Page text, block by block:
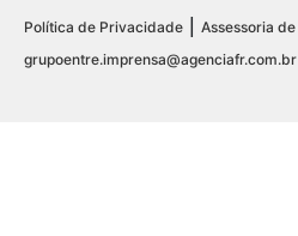
Política de Privacidade
Assessoria
grupoentre.imprensa@agenciafr.com.br